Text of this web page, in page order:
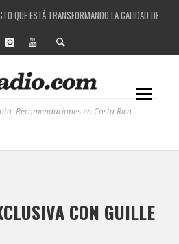
QUE ESTÁ TRANSFORMANDO LA CALIDAD DE
ELECTRÓNICA: BBC RADIOPHONIC WORKSHOP
UN REVIEW DE LA PRIMERA EDICIÓN QUE
Recomendaciones en Costa Rica
CON GUILLE